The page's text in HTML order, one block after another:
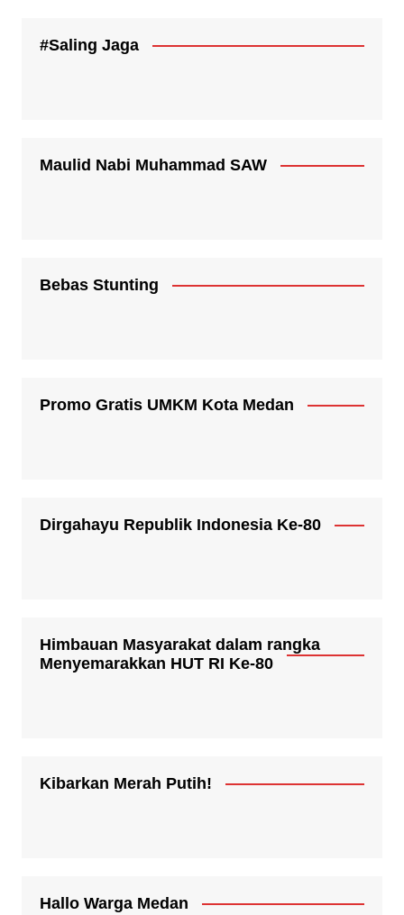
#Saling Jaga
Maulid Nabi Muhammad SAW
Bebas Stunting
Promo Gratis UMKM Kota Medan
Dirgahayu Republik Indonesia Ke-80
Himbauan Masyarakat dalam rangka
Menyemarakkan HUT RI Ke-80
Kibarkan Merah Putih!
Hallo Warga Medan